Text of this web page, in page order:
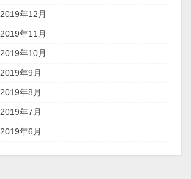
2019年12月
2019年11月
2019年10月
2019年9月
2019年8月
2019年7月
2019年6月